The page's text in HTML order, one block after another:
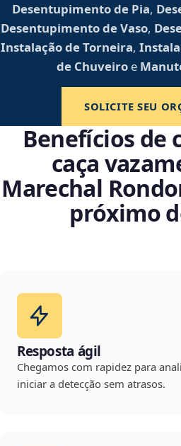
Desentupimento de Pia,
Desentupimento de Vaso,
Instalação de Torneira,
de Chuveiro e
SOLICITE SEU
Benefícios de
caça
Marechal
próximo
Resposta ágil
Chegamos com rapidez para
iniciar a detecção sem atrasos.